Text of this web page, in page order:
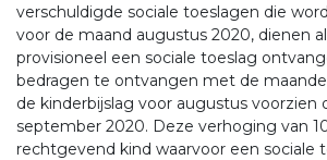
verschuldigde sociale toeslagen die
voor de maand augustus 2020, dienen
provisioneel een sociale toeslag
bedragen te ontvangen met de
de kinderbijslag voor augustus voorzien
september 2020. Deze verhoging van
rechtgevend kind waarvoor een sociale